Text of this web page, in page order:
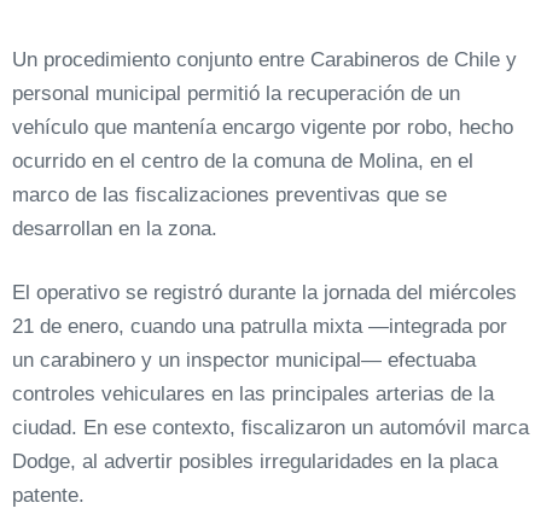
Un procedimiento conjunto entre Carabineros de Chile y
personal municipal permitió la recuperación de un
vehículo que mantenía encargo vigente por robo, hecho
ocurrido en el centro de la comuna de Molina, en el
marco de las fiscalizaciones preventivas que se
desarrollan en la zona.
El operativo se registró durante la jornada del miércoles
21 de enero, cuando una patrulla mixta —integrada por
un carabinero y un inspector municipal— efectuaba
controles vehiculares en las principales arterias de la
ciudad. En ese contexto, fiscalizaron un automóvil marca
Dodge, al advertir posibles irregularidades en la placa
patente.